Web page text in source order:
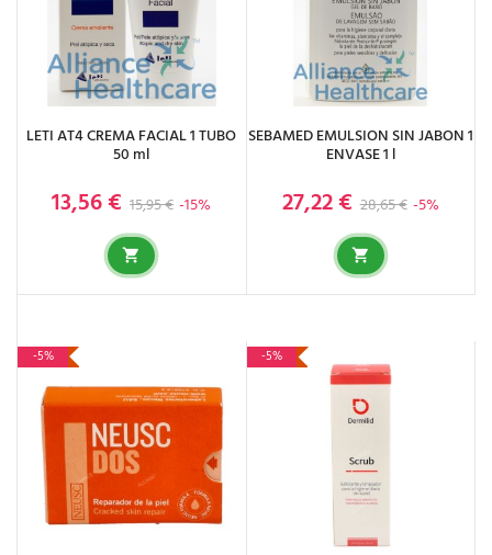
LETI AT4 CREMA FACIAL 1 TUBO
50 ml
Precio base
15,95 € -15%
Precio
13,56 €
SEBAMED EMULSION SIN JABON 1
ENVASE 1 l
Precio base
28,65 € -5%
Precio
27,22 €
-5% -5%